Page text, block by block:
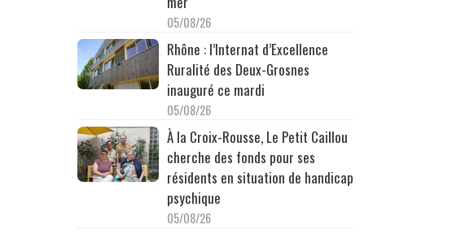
05/08/26
Rhône : l’Internat d’Excellence
Ruralité des Deux-Grosnes
inauguré ce mardi
05/08/26
À la Croix-Rousse, Le Petit Caillou
cherche des fonds pour ses
résidents en situation de handicap
psychique
05/08/26